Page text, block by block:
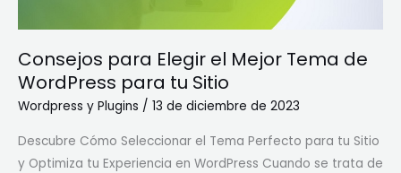
Consejos para Elegir el Mejor Tema de
WordPress para tu Sitio
Wordpress y Plugins / 13 de diciembre de 2023
Descubre Cómo Seleccionar el Tema Perfecto para tu Sitio
y Optimiza tu Experiencia en WordPress Cuando se trata de
Sitio